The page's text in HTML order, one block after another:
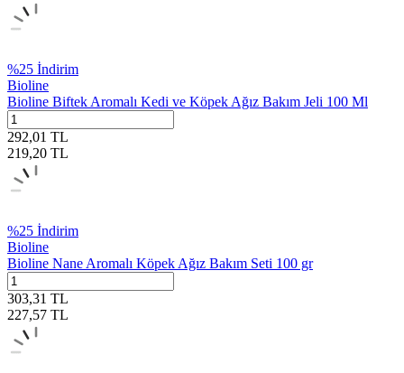
%25 İndirim
Bioline
Bioline Biftek Aromalı Kedi ve Köpek Ağız Bakım Jeli 100 Ml
292,01 TL
219,20 TL
%25 İndirim
Bioline
Bioline Nane Aromalı Köpek Ağız Bakım Seti 100 gr
303,31 TL
227,57 TL